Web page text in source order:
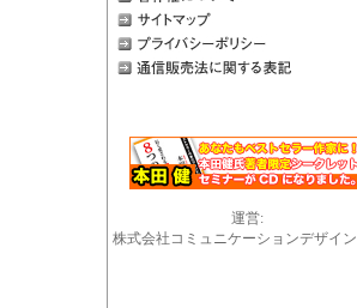
運営:
株式会社コミュニケーションデザイン